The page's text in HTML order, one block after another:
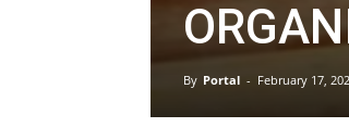
By Portal - February 17,